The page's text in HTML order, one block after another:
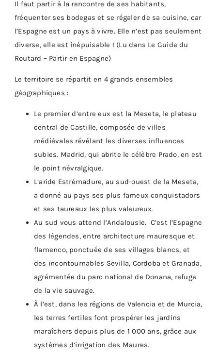
Il faut partir à la rencontre de ses habitants,
fréquenter ses bodegas et se régaler de sa cuisine, car
l’Espagne est un pays à vivre. Elle n’est pas seulement
diverse, elle est inépuisable ! (Lu dans Le Guide du
Routard – Partir en Espagne)
Le territoire se répartit en 4 grands ensembles
géographiques :
Le premier d’entre eux est la Meseta, le plateau
central de Castille, composée de villes
médiévales révélant les diverses influences
subies. Madrid, qui abrite le célèbre Prado, en est
le point névralgique.
L’aride Estrémadure, au sud-ouest de la Meseta,
a donné au pays ses plus fameux conquistadors
et ses taureaux les plus valeureux.
Au sud vous attend l’Andalousie. C’est l’Espagne
des légendes, entre architecture mauresque et
flamenco, ponctuée de ses villages blancs, et
des incontournables Sevilla, Cordoba et Granada,
agrémentée du parc national de Donana, refuge
de la vie sauvage.
À l’est, dans les régions de Valencia et de Murcia,
les terres fertiles font prospérer les jardins
maraîchers depuis plus de 1 000 ans, grâce aux
systèmes d’irrigation des Maures.